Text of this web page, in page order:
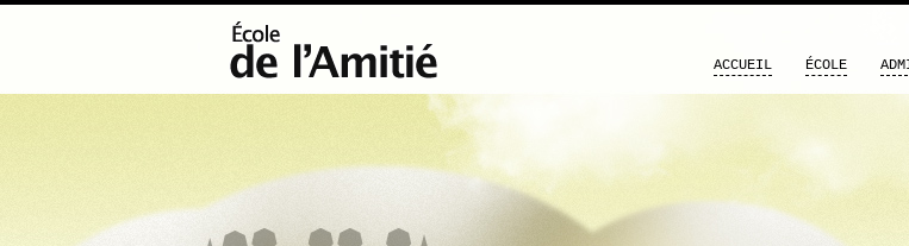
ACCUEIL ÉCOLE